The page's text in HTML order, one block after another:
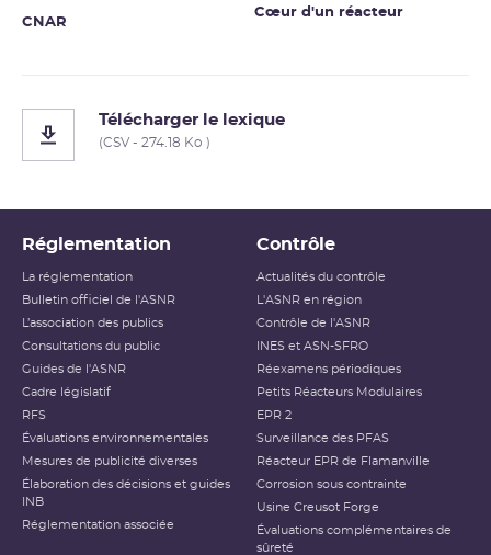
CNAR
Cœur d'un réacteur
Télécharger le lexique
(CSV - 274.18 Ko )
Réglementation
La réglementation
Bulletin officiel de l'ASNR
L’association des publics
Consultations du public
Guides de l'ASNR
Cadre législatif
RFS
Évaluations environnementales
Mesures de publicité diverses
Élaboration des décisions et guides
INB
Réglementation associée
Contrôle
Actualités du contrôle
L'ASNR en région
Contrôle de l'ASNR
INES et ASN-SFRO
Réexamens périodiques
Petits Réacteurs Modulaires
EPR 2
Surveillance des PFAS
Réacteur EPR de Flamanville
Corrosion sous contrainte
Usine Creusot Forge
Évaluations complémentaires de
sûreté